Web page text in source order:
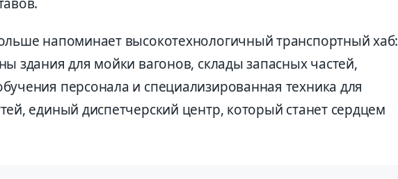
напоминает высокотехнологичный транспортный хаб:
здания для мойки вагонов, склады запасных частей,
персонала и специализированная техника для
единый диспетчерский центр, который станет сердцем